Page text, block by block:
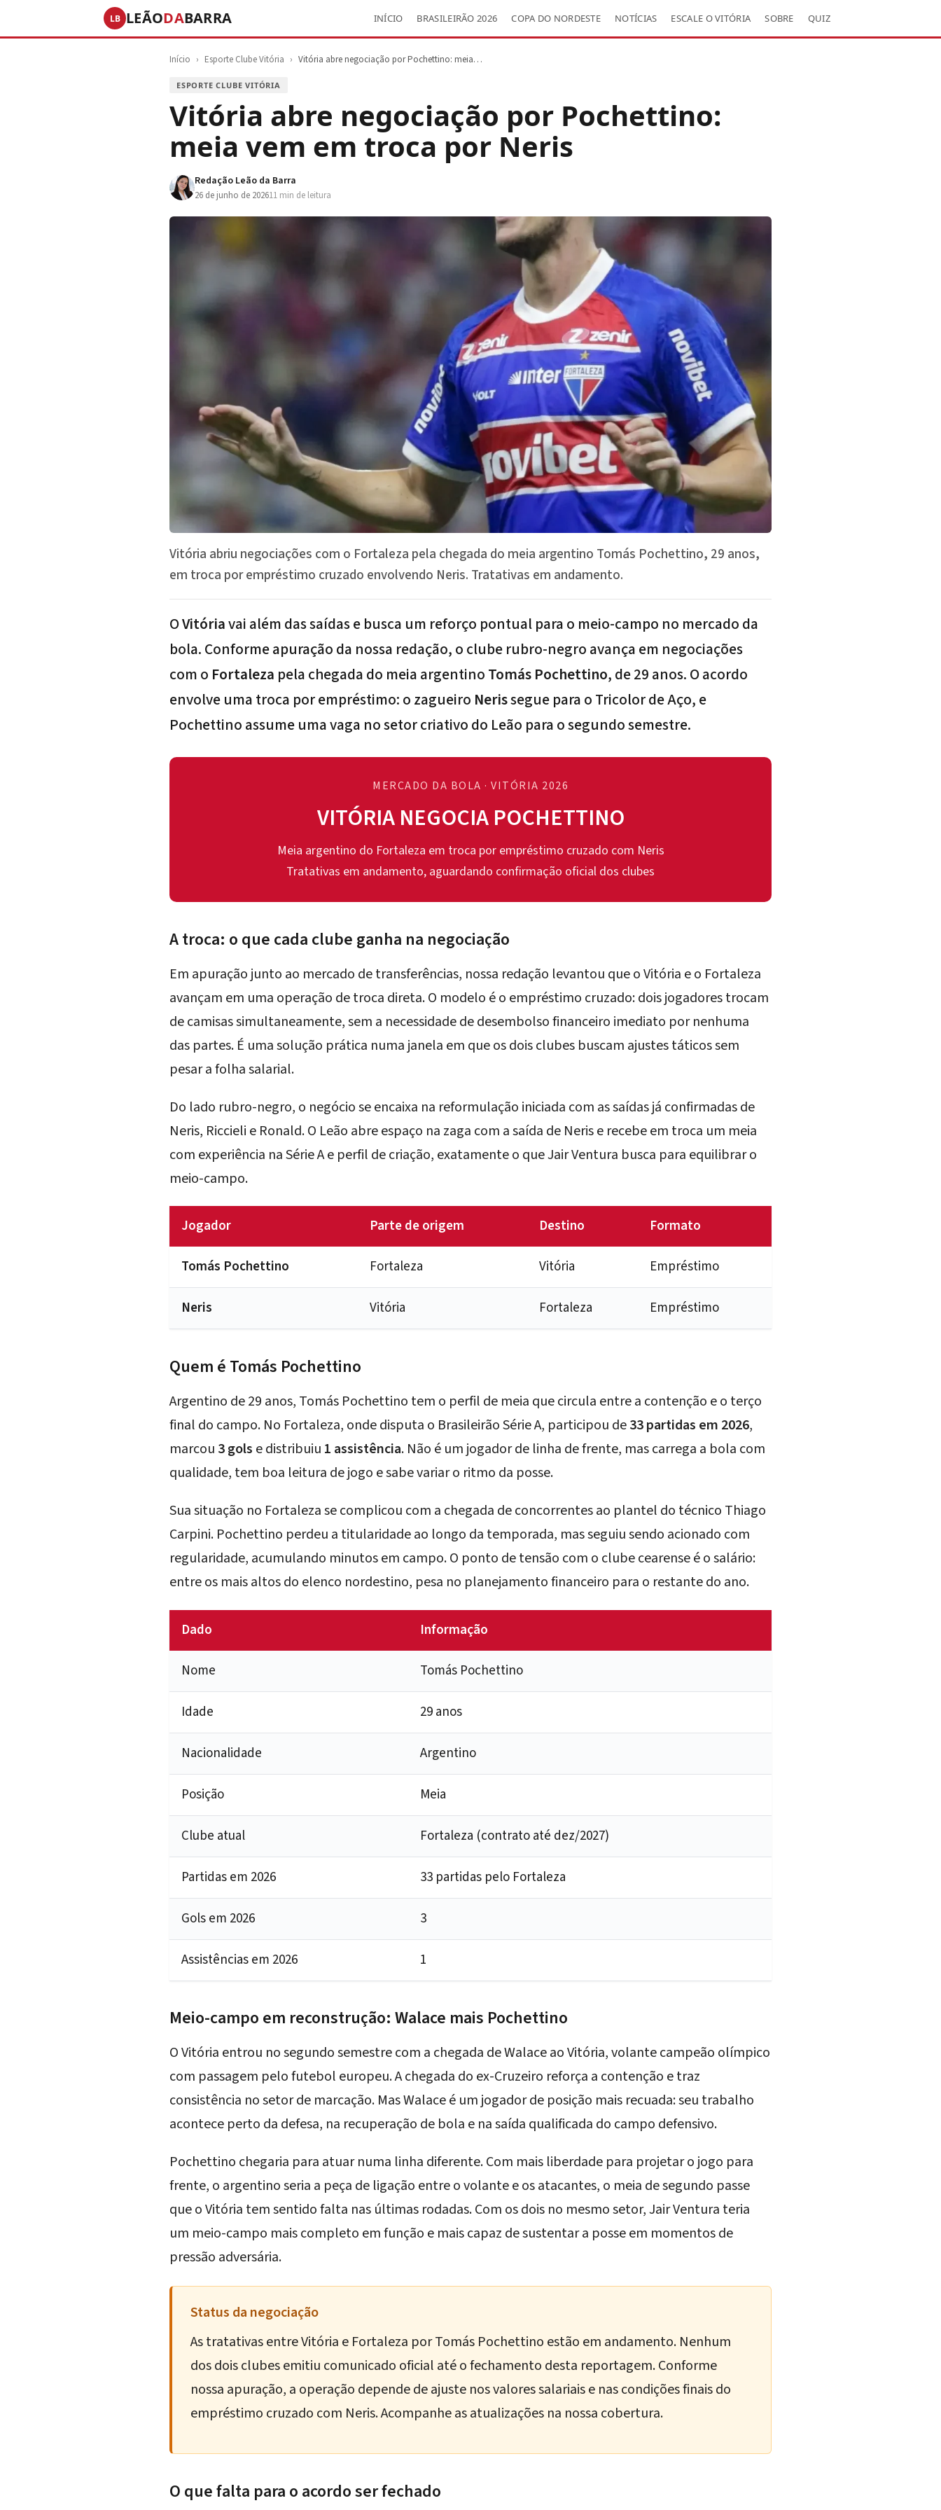
LB LEÃODABARRA INÍCIO BRASILEIRÃO 2026 COPA DO NORDESTE NOTÍCIAS ESCALE O VITÓRIA SOBRE QUIZ
Início › Esporte Clube Vitória › Vitória abre negociação por Pochettino: meia…
ESPORTE CLUBE VITÓRIA
Vitória abre negociação por Pochettino:
meia vem em troca por Neris
Redação Leão da Barra
26 de junho de 202611 min de leitura
Vitória abriu negociações com o Fortaleza pela chegada do meia argentino Tomás Pochettino, 29 anos,
em troca por empréstimo cruzado envolvendo Neris. Tratativas em andamento.
OVitóriavai além das saídas e busca um reforço pontual para o meio-campo no mercado da
bola. Conforme apuração da nossa redação, o clube rubro-negro avança em negociações
com o Fortaleza pela chegada do meia argentinoTomás Pochettino, de 29 anos. O acordo
envolve uma troca por empréstimo: o zagueiro Nerissegue para o Tricolor de Aço, e
Pochettino assume uma vaga no setor criativo do Leão para o segundo semestre.
MERCADO DA BOLA · VITÓRIA 2026
VITÓRIA NEGOCIA POCHETTINO
Meia argentino do Fortaleza em troca por empréstimo cruzado com Neris
Tratativas em andamento, aguardando confirmação oficial dos clubes
A troca: o que cada clube ganha na negociação
Em apuração junto ao mercado de transferências, nossa redação levantou que o Vitória e o Fortaleza
avançam em uma operação de troca direta. O modelo é o empréstimo cruzado: dois jogadores trocam
de camisas simultaneamente, sem a necessidade de desembolso financeiro imediato por nenhuma
das partes. É uma solução prática numa janela em que os dois clubes buscam ajustes táticos sem
pesar a folha salarial.
Do lado rubro-negro, o negócio se encaixa na reformulação iniciada com assaídas já confirmadas de
Neris, Riccieli e Ronald. O Leão abre espaço na zaga com a saída de Neris e recebe em troca um meia
com experiência na Série A e perfil de criação, exatamente o que Jair Ventura busca para equilibrar o
meio-campo.
Jogador Parte de origem Destino Formato
Tomás Pochettino Fortaleza Vitória Empréstimo
Neris Vitória Fortaleza Empréstimo
Quem é Tomás Pochettino
Argentino de 29 anos, Tomás Pochettino tem o perfil de meia que circula entre a contenção e o terço
final do campo. No Fortaleza, onde disputa o Brasileirão Série A, participou de33 partidas em 2026,
marcou 3 gols e distribuiu 1 assistência. Não é um jogador de linha de frente, mas carrega a bola com
qualidade, tem boa leitura de jogo e sabe variar o ritmo da posse.
Sua situação no Fortaleza se complicou com a chegada de concorrentes ao plantel do técnico Thiago
Carpini. Pochettino perdeu a titularidade ao longo da temporada, mas seguiu sendo acionado com
regularidade, acumulando minutos em campo. O ponto de tensão com o clube cearense é o salário:
entre os mais altos do elenco nordestino, pesa no planejamento financeiro para o restante do ano.
Dado Informação
Nome Tomás Pochettino
Idade 29 anos
Nacionalidade Argentino
Posição Meia
Clube atual Fortaleza (contrato até dez/2027)
Partidas em 2026 33 partidas pelo Fortaleza
Gols em 2026 3
Assistências em 2026 1
Meio-campo em reconstrução: Walace mais Pochettino
O Vitória entrou no segundo semestre com a chegada de Walace ao Vitória, volante campeão olímpico
com passagem pelo futebol europeu. A chegada do ex-Cruzeiro reforça a contenção e traz
consistência no setor de marcação. Mas Walace é um jogador de posição mais recuada: seu trabalho
acontece perto da defesa, na recuperação de bola e na saída qualificada do campo defensivo.
Pochettino chegaria para atuar numa linha diferente. Com mais liberdade para projetar o jogo para
frente, o argentino seria a peça de ligação entre o volante e os atacantes, o meia de segundo passe
que o Vitória tem sentido falta nas últimas rodadas. Com os dois no mesmo setor, Jair Ventura teria
um meio-campo mais completo em função e mais capaz de sustentar a posse em momentos de
pressão adversária.
Status da negociação
As tratativas entre Vitória e Fortaleza por Tomás Pochettino estão em andamento. Nenhum
dos dois clubes emitiu comunicado oficial até o fechamento desta reportagem. Conforme
nossa apuração, a operação depende de ajuste nos valores salariais e nas condições finais do
empréstimo cruzado com Neris. Acompanhe as atualizações na nossa cobertura.
O que falta para o acordo ser fechado